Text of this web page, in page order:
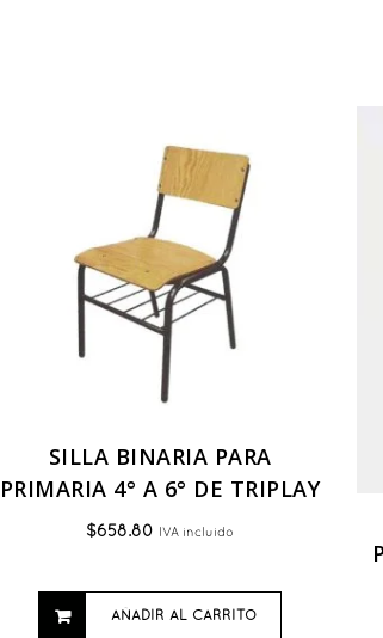
SILLA BINARIA PARA
PRIMARIA 4° A 6° DE TRIPLAY
$658.80 IVA incluido
AÑADIR AL CARRITO